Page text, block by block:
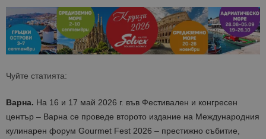
Чуйте статията:
Варна. На 16 и 17 май 2026 г. във Фестивален и конгресен
център – Варна се проведе второто издание на Международния
кулинарен форум Gourmet Fest 2026 – престижно събитие,